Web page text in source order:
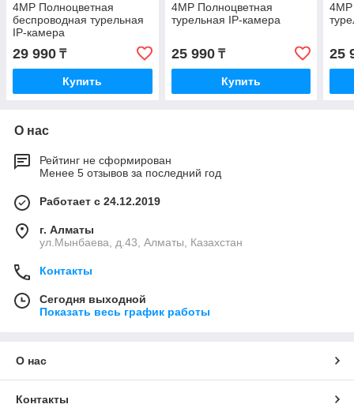
4MP Полноцветная
беспроводная турельная
IP-камера
29 990 ₸
Купить
4MP Полноцветная
турельная IP-камера
25 990₸
Купить
25
О нас
Рейтинг не сформирован
Менее 5 отзывов за последний год
Работает с 24.12.2019
г. Алматы
ул.Мынбаева, д.43, Алматы, Казахстан
Контакты
Сегодня выходной
Показать весь график работы
О нас
Контакты